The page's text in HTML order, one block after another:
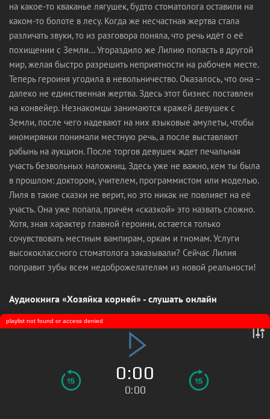
на какое-то кваканье лягушек, будто стоматолога оставили на
каком-то болоте в лесу. Когда же несчастная жертва стала
различать звуки, то из разговора поняла, что речь идёт о её
похищении с Земли… Угораздило же Лилию попасть в другой
мир, желая быстро разрешить неприятности на рабочем месте.
Теперь героиня угодила в невольничество. Оказалось, что она –
далеко не единственная жертва. Здесь этот бизнес поставлен
на конвейер. Незнакомцы занимаются кражей девушек с
Земли, после чего надевают на них языковые амулеты, чтобы
иномирянки понимали местную речь, а после выставляют
рабынь на аукцион. После торгов девушек ждет печальная
участь безвольных наложниц. Здесь уже не важно, кем ты была
в прошлом: доктором, учителем, программистом или моделью.
Лиля в такие сказки не верит, но это никак не повлияет на её
участь. Она уже попала, причём «сказкой» это назвать сложно.
Хотя, зная характер главной героини, остается только
сочувствовать местным вампирам, оркам и гномам. Услуги
высококлассного стоматолога заказывали? Сейчас Лилия
поправит зубы всем недоброжелателям из новой реальности!
Аудиокнига «Хозяйка корней» - слушать онлайн
0:00
0:00
playlist not found or access denied